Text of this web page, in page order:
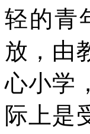
轻的青
放，由
心小学
际上是